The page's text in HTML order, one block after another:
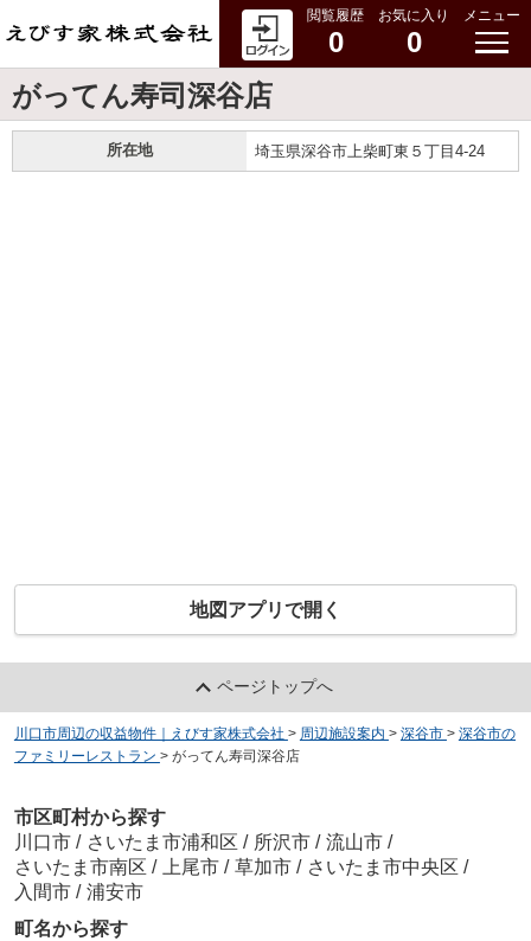
閲覧履歴
0
お気に入り
0
メニュー
がってん寿司深谷店
所在地 埼玉県深谷市上柴町東５丁目4-24
地図アプリで開く
ページトップへ
川口市周辺の収益物件｜えびす家株式会社 > 周辺施設案内 > 深谷市 > 深谷市の
ファミリーレストラン > がってん寿司深谷店
市区町村から探す
川口市 / さいたま市浦和区 / 所沢市 / 流山市 /
さいたま市南区 / 上尾市 / 草加市 / さいたま市中央区 /
入間市 / 浦安市
町名から探す